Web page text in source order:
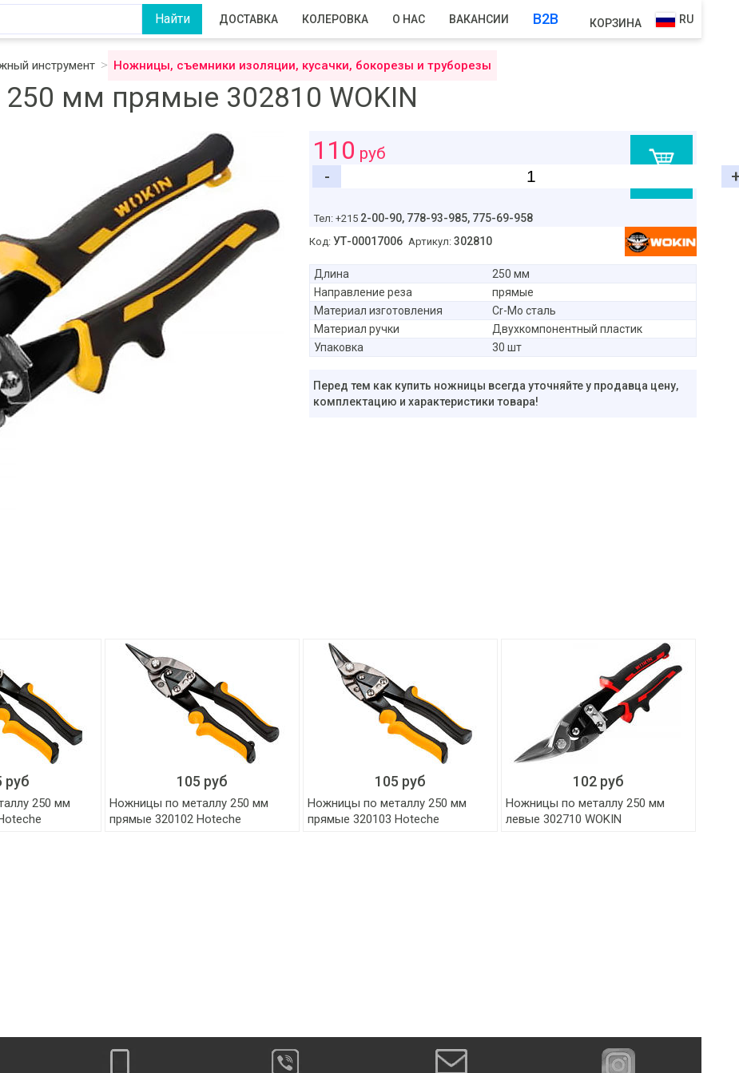
ДОСТАВКА КОЛЕРОВКА О НАС ВАКАНСИИ B2B КОРЗИНА RU
инструмент Ножницы, съемники изоляции, кусачки, бокорезы и труборезы
мм прямые 302810 WOKIN
110 руб
-
Тел: +215 2-00-90, 778-93-985, 775-69-958
Код: УТ-00017006 Артикул: 302810
Длина
250 мм
Направление реза
прямые
Материал изготовления
Cr-Mo сталь
Материал ручки
Двухкомпонентный пластик
Упаковка
30 шт
Перед тем как купить ножницы всегда уточняйте у продавца цену,
комплектацию и характеристики товара!
руб
250 мм
105 руб
Ножницы по металлу 250 мм
прямые 320102 Hoteche
105 руб
Ножницы по металлу 250 мм
прямые 320103 Hoteche
102 руб
Ножницы по металлу 250 мм
левые 302710 WOKIN